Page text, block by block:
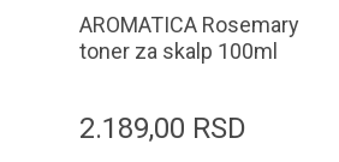
AROMATICA Rosemary
toner za skalp 100ml
2.189,00 RSD